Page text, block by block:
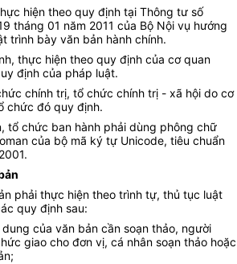
hiện theo quy định tại Thông tư số
tháng 01 năm 2011 của Bộ Nội vụ hướng
trình bày văn bản hành chính.
thực hiện theo quy định của cơ quan
định của pháp luật.
chính trị, tổ chức chính trị - xã hội do cơ
chức đó quy định.
tổ chức ban hành phải dùng phông chữ
của bộ mã ký tự Unicode, tiêu chuẩn
phải thực hiện theo trình tự, thủ tục luật
quy định sau:
của văn bản cần soạn thảo, người
giao cho đơn vị, cá nhân soạn thảo hoặc